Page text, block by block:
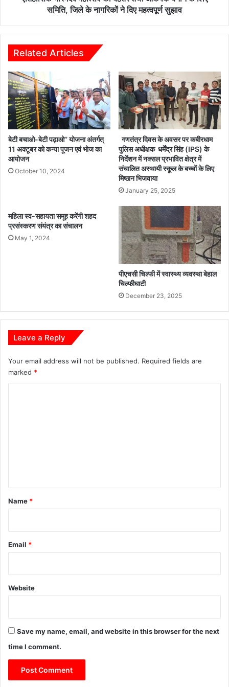
दिए
महत्वपूर्ण
सुझाव
समिति, जिले के नागरिकों ने दिए महत्वपूर्ण सुझाव
Related Articles
बेटी बचाओ-बेटी पढ़ाओ’’ योजना अंतर्गत्
11 अक्टूबर को कन्या पूजन एवं भोज का
आयोजन
October 10, 2024
गणतंत्र दिवस के अवसर पर कबीरधाम
पुलिस अधीक्षक धर्मेंद्र सिंह (IPS) के
निर्देशन में नक्सल प्रभावित क्षेत्र में
संचालित अस्थायी स्कूल के बच्चों के लिए
मिष्ठान भिजवाया
January 25, 2025
महिला स्व-सहायता समूह करेंगी शहद
प्रसंस्करण संयंत्र का संचालन
May 1, 2024
पीएचसी चिल्फी में स्वास्थ्य व्यवस्था बेहाल
चिल्फीघाटी
December 23, 2025
Leave a Reply
Your email address will not be published. Required fields are
marked *
*
Name *
Email *
Website
Save my name, email, and website in this browser for the next
time I comment.